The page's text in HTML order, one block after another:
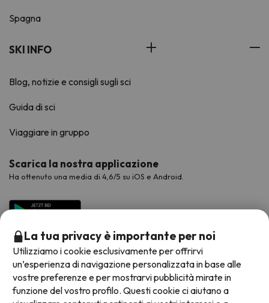
Spagna
SKI INFO
Blog, notizie e consigli sugli sci
Guida di sci
Viaggiare in gruppo
Scarica la nostra applicazione
Ha ottenuto una media di 4,6/5 su iOS e Android.
La tua privacy è importante per noi
Utilizziamo i cookie esclusivamente per offrirvi
un’esperienza di navigazione personalizzata in base alle
vostre preferenze e per mostrarvi pubblicità mirate in
funzione del vostro profilo. Questi cookie ci aiutano a